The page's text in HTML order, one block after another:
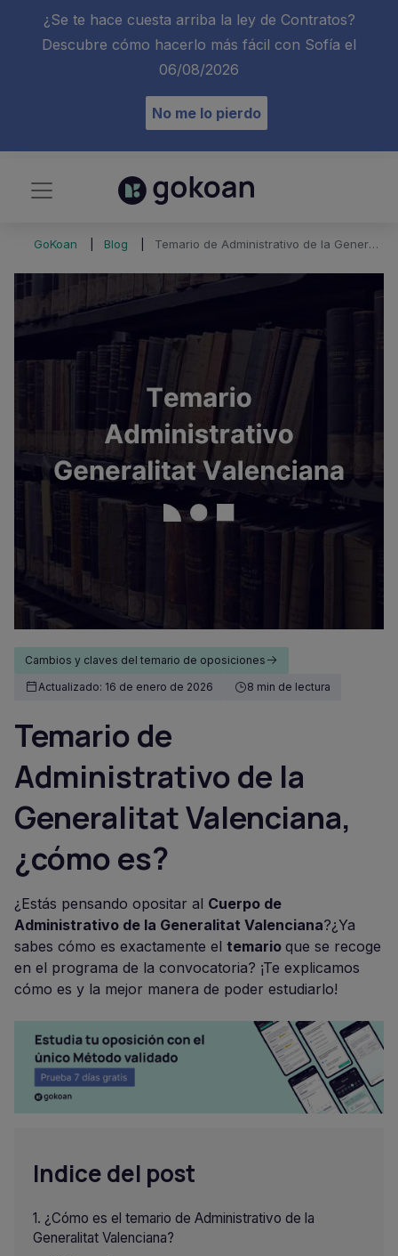
¿Se te hace cuesta arriba la ley de Contratos?
Descubre cómo hacerlo más fácil con Sofía el
06/08/2026
No me lo pierdo
GoKoan Blog Temario de Administrativo de la Generalitat Valenciana, ¿cómo es?
Cambios y claves del temario de oposiciones
Actualizado: 16 de enero de 2026
8 min de lectura
Temario de
Administrativo de la
Generalitat Valenciana,
¿cómo es?
¿Estás pensando opositar al Cuerpo de
Administrativo de la Generalitat Valenciana?¿Ya
sabes cómo es exactamente el temario que se recoge
en el programa de la convocatoria? ¡Te explicamos
cómo es y la mejor manera de poder estudiarlo!
Indice del post
¿Cómo es el temario de Administrativo de la
Generalitat Valenciana?